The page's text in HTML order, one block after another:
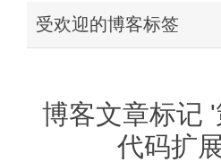
受欢迎的博客标签
博客文章标记
代码扩